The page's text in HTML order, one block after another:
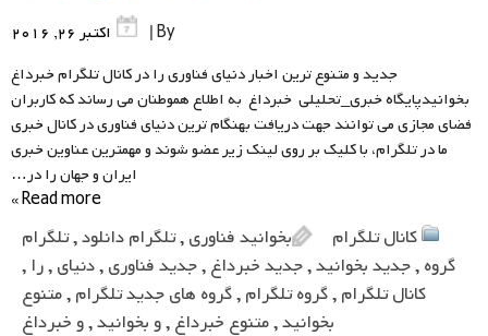
By |
اکتبر 26, 2016
جدید و متنوع ترین اخبار دنیای فناوری را در کانال تلگرام خبرداغ
بخوانیدپایگاه خبری_تحلیلی خبرداغ به اطلاع هموطنان می رساند که کاربران
فضای مجازی می توانند جهت دریافت بهنگام ترین دنیای فناوری در کانال خبری
ما در تلگرام، با کلیک بر روی لینک زیر عضو شوند و مهمترین عناوین خبری
ایران و جهان را در…
Read more »
کانال تلگرام بخوانید فناوری,تلگرام دانلود,تلگرام
گروه,جدید بخوانید,جدید خبرداغ,جدید فناوری,دنیای,را,
کانال تلگرام,گروه تلگرام,گروه های جدید تلگرام,متنوع
بخوانید,متنوع خبرداغ,و بخوانید,و خبرداغ